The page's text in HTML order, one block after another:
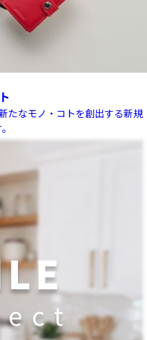
たなモノ・コトを創出する新規